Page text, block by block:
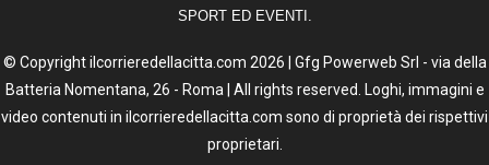
SPORT ED EVENTI.
© Copyright ilcorrieredellacitta.com 2026 | Gfg Powerweb Srl - via della
Batteria Nomentana, 26 - Roma | All rights reserved. Loghi, immagini e
video contenuti in ilcorrieredellacitta.com sono di proprietà dei rispettivi
proprietari.